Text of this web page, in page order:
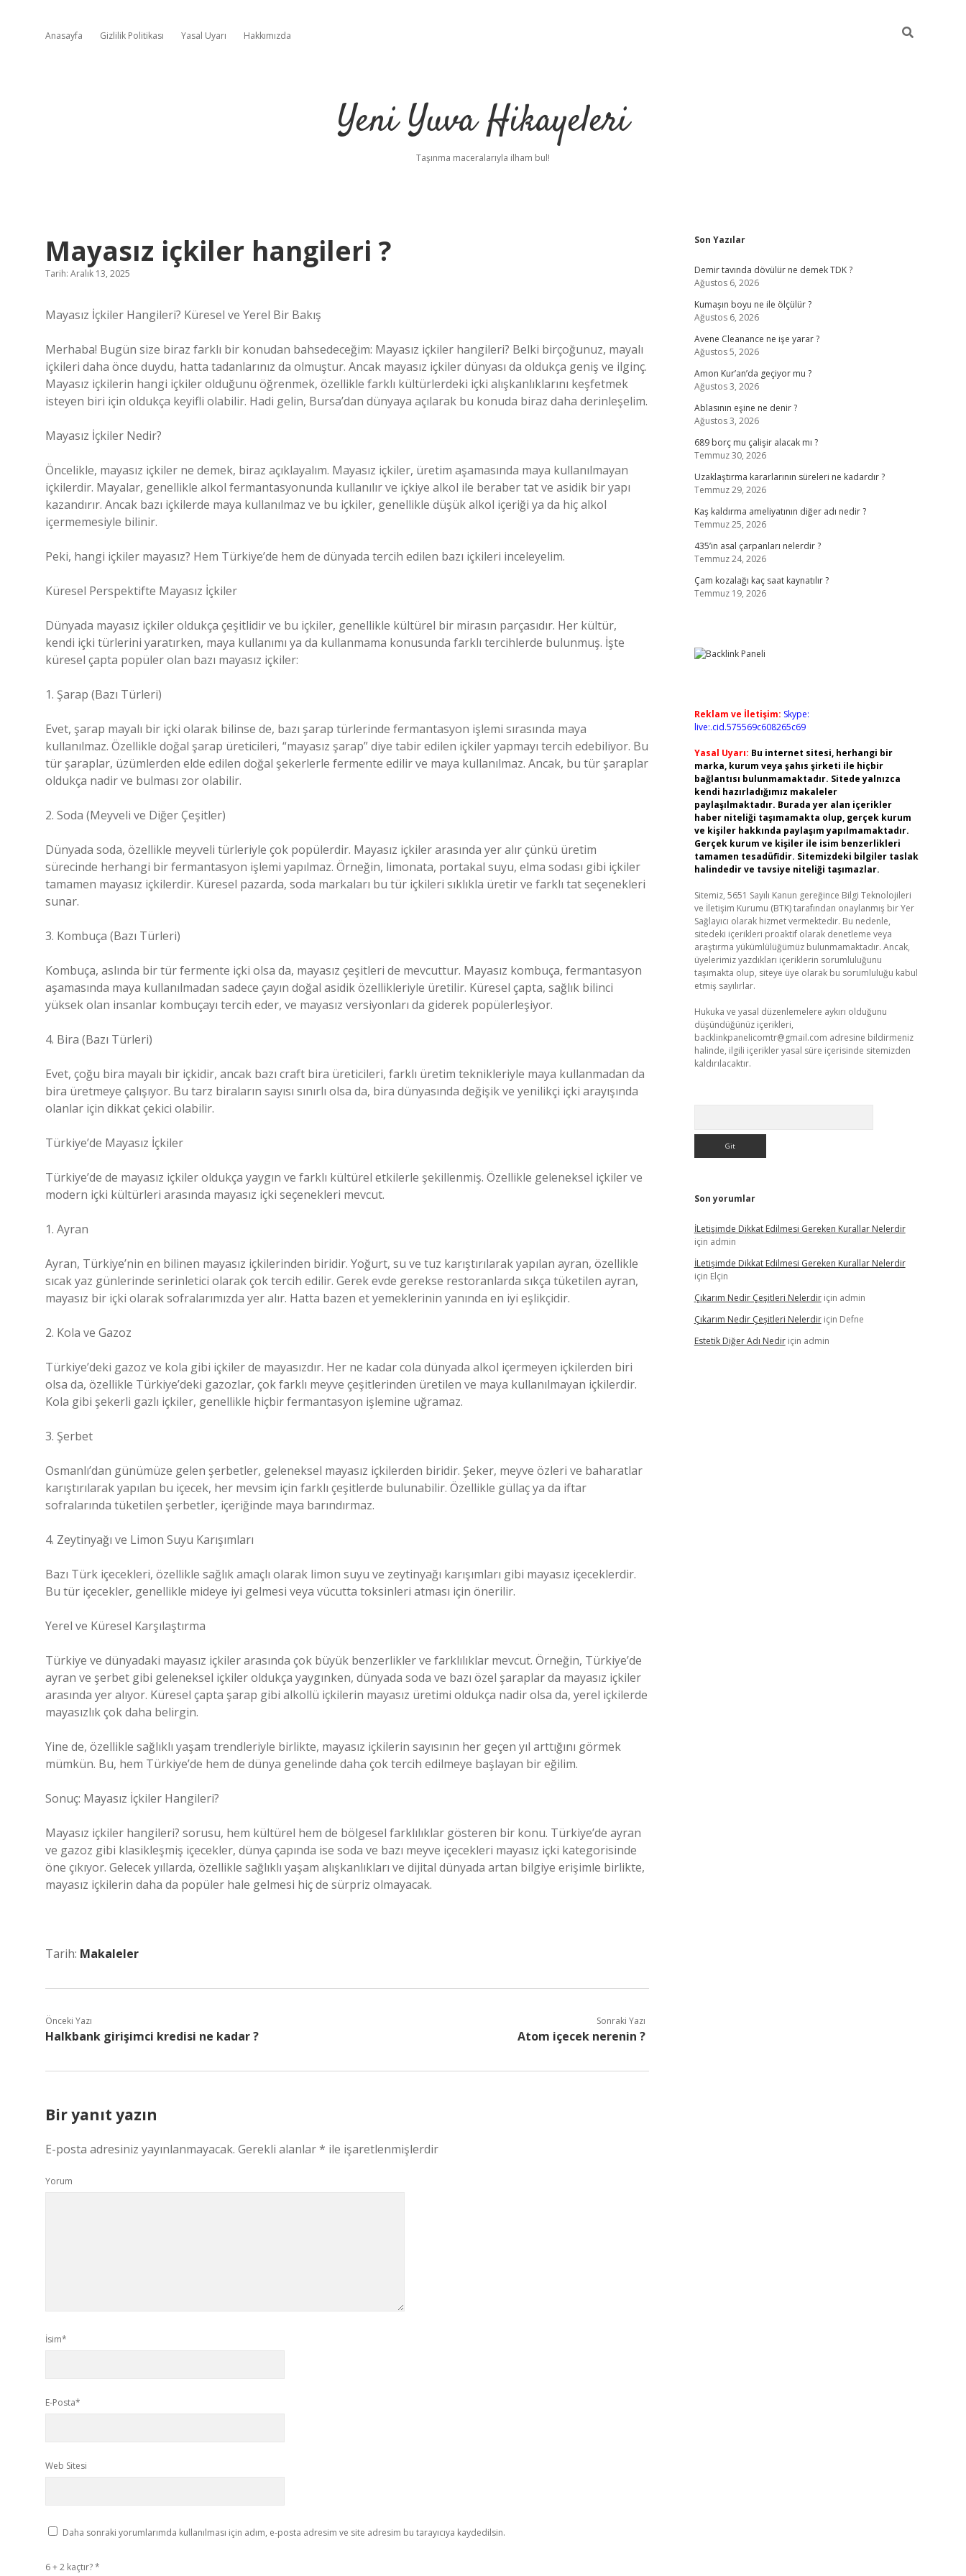
Anasayfa Gizlilik Politikası Yasal Uyarı Hakkımızda
Yeni Yuva Hikayeleri
Taşınma maceralarıyla ilham bul!
Mayasız içkiler hangileri ?
Tarih: Aralık 13, 2025
Mayasız İçkiler Hangileri? Küresel ve Yerel Bir Bakış
Merhaba! Bugün size biraz farklı bir konudan bahsedeceğim: Mayasız içkiler hangileri? Belki birçoğunuz, mayalı
içkileri daha önce duydu, hatta tadanlarınız da olmuştur. Ancak mayasız içkiler dünyası da oldukça geniş ve ilginç.
Mayasız içkilerin hangi içkiler olduğunu öğrenmek, özellikle farklı kültürlerdeki içki alışkanlıklarını keşfetmek
isteyen biri için oldukça keyifli olabilir. Hadi gelin, Bursa’dan dünyaya açılarak bu konuda biraz daha derinleşelim.
Mayasız İçkiler Nedir?
Öncelikle, mayasız içkiler ne demek, biraz açıklayalım. Mayasız içkiler, üretim aşamasında maya kullanılmayan
içkilerdir. Mayalar, genellikle alkol fermantasyonunda kullanılır ve içkiye alkol ile beraber tat ve asidik bir yapı
kazandırır. Ancak bazı içkilerde maya kullanılmaz ve bu içkiler, genellikle düşük alkol içeriği ya da hiç alkol
içermemesiyle bilinir.
Peki, hangi içkiler mayasız? Hem Türkiye’de hem de dünyada tercih edilen bazı içkileri inceleyelim.
Küresel Perspektifte Mayasız İçkiler
Dünyada mayasız içkiler oldukça çeşitlidir ve bu içkiler, genellikle kültürel bir mirasın parçasıdır. Her kültür,
kendi içki türlerini yaratırken, maya kullanımı ya da kullanmama konusunda farklı tercihlerde bulunmuş. İşte
küresel çapta popüler olan bazı mayasız içkiler:
1. Şarap (Bazı Türleri)
Evet, şarap mayalı bir içki olarak bilinse de, bazı şarap türlerinde fermantasyon işlemi sırasında maya
kullanılmaz. Özellikle doğal şarap üreticileri, “mayasız şarap” diye tabir edilen içkiler yapmayı tercih edebiliyor. Bu
tür şaraplar, üzümlerden elde edilen doğal şekerlerle fermente edilir ve maya kullanılmaz. Ancak, bu tür şaraplar
oldukça nadir ve bulması zor olabilir.
2. Soda (Meyveli ve Diğer Çeşitler)
Dünyada soda, özellikle meyveli türleriyle çok popülerdir. Mayasız içkiler arasında yer alır çünkü üretim
sürecinde herhangi bir fermantasyon işlemi yapılmaz. Örneğin, limonata, portakal suyu, elma sodası gibi içkiler
tamamen mayasız içkilerdir. Küresel pazarda, soda markaları bu tür içkileri sıklıkla üretir ve farklı tat seçenekleri
sunar.
3. Kombuça (Bazı Türleri)
Kombuça, aslında bir tür fermente içki olsa da, mayasız çeşitleri de mevcuttur. Mayasız kombuça, fermantasyon
aşamasında maya kullanılmadan sadece çayın doğal asidik özellikleriyle üretilir. Küresel çapta, sağlık bilinci
yüksek olan insanlar kombuçayı tercih eder, ve mayasız versiyonları da giderek popülerleşiyor.
4. Bira (Bazı Türleri)
Evet, çoğu bira mayalı bir içkidir, ancak bazı craft bira üreticileri, farklı üretim teknikleriyle maya kullanmadan da
bira üretmeye çalışıyor. Bu tarz biraların sayısı sınırlı olsa da, bira dünyasında değişik ve yenilikçi içki arayışında
olanlar için dikkat çekici olabilir.
Türkiye’de Mayasız İçkiler
Türkiye’de de mayasız içkiler oldukça yaygın ve farklı kültürel etkilerle şekillenmiş. Özellikle geleneksel içkiler ve
modern içki kültürleri arasında mayasız içki seçenekleri mevcut.
1. Ayran
Ayran, Türkiye’nin en bilinen mayasız içkilerinden biridir. Yoğurt, su ve tuz karıştırılarak yapılan ayran, özellikle
sıcak yaz günlerinde serinletici olarak çok tercih edilir. Gerek evde gerekse restoranlarda sıkça tüketilen ayran,
mayasız bir içki olarak sofralarımızda yer alır. Hatta bazen et yemeklerinin yanında en iyi eşlikçidir.
2. Kola ve Gazoz
Türkiye’deki gazoz ve kola gibi içkiler de mayasızdır. Her ne kadar cola dünyada alkol içermeyen içkilerden biri
olsa da, özellikle Türkiye’deki gazozlar, çok farklı meyve çeşitlerinden üretilen ve maya kullanılmayan içkilerdir.
Kola gibi şekerli gazlı içkiler, genellikle hiçbir fermantasyon işlemine uğramaz.
3. Şerbet
Osmanlı’dan günümüze gelen şerbetler, geleneksel mayasız içkilerden biridir. Şeker, meyve özleri ve baharatlar
karıştırılarak yapılan bu içecek, her mevsim için farklı çeşitlerde bulunabilir. Özellikle güllaç ya da iftar
sofralarında tüketilen şerbetler, içeriğinde maya barındırmaz.
4. Zeytinyağı ve Limon Suyu Karışımları
Bazı Türk içecekleri, özellikle sağlık amaçlı olarak limon suyu ve zeytinyağı karışımları gibi mayasız içeceklerdir.
Bu tür içecekler, genellikle mideye iyi gelmesi veya vücutta toksinleri atması için önerilir.
Yerel ve Küresel Karşılaştırma
Türkiye ve dünyadaki mayasız içkiler arasında çok büyük benzerlikler ve farklılıklar mevcut. Örneğin, Türkiye’de
ayran ve şerbet gibi geleneksel içkiler oldukça yaygınken, dünyada soda ve bazı özel şaraplar da mayasız içkiler
arasında yer alıyor. Küresel çapta şarap gibi alkollü içkilerin mayasız üretimi oldukça nadir olsa da, yerel içkilerde
mayasızlık çok daha belirgin.
Yine de, özellikle sağlıklı yaşam trendleriyle birlikte, mayasız içkilerin sayısının her geçen yıl arttığını görmek
mümkün. Bu, hem Türkiye’de hem de dünya genelinde daha çok tercih edilmeye başlayan bir eğilim.
Sonuç: Mayasız İçkiler Hangileri?
Mayasız içkiler hangileri? sorusu, hem kültürel hem de bölgesel farklılıklar gösteren bir konu. Türkiye’de ayran
ve gazoz gibi klasikleşmiş içecekler, dünya çapında ise soda ve bazı meyve içecekleri mayasız içki kategorisinde
öne çıkıyor. Gelecek yıllarda, özellikle sağlıklı yaşam alışkanlıkları ve dijital dünyada artan bilgiye erişimle birlikte,
mayasız içkilerin daha da popüler hale gelmesi hiç de sürpriz olmayacak.
Tarih: Makaleler
Önceki Yazı
Halkbank girişimci kredisi ne kadar ?
Sonraki Yazı
Atom içecek nerenin ?
Bir yanıt yazın
E-posta adresiniz yayınlanmayacak. Gerekli alanlar* ile işaretlenmişlerdir
Yorum
İsim*
E-Posta*
Web Sitesi
Daha sonraki yorumlarımda kullanılması için adım, e-posta adresim ve site adresim bu tarayıcıya kaydedilsin.
6 + 2 kaçtır?*
Sidebar
Son Yazılar
Demir tavında dövülür ne demek TDK ?
Ağustos 6, 2026
Kumaşın boyu ne ile ölçülür ?
Ağustos 6, 2026
Avene Cleanance ne işe yarar ?
Ağustos 5, 2026
Amon Kur’an’da geçiyor mu ?
Ağustos 3, 2026
Ablasının eşine ne denir ?
Ağustos 3, 2026
689 borç mu çalişir alacak mı ?
Temmuz 30, 2026
Uzaklaştırma kararlarının süreleri ne kadardır ?
Temmuz 29, 2026
Kaş kaldırma ameliyatının diğer adı nedir ?
Temmuz 25, 2026
435’in asal çarpanları nelerdir ?
Temmuz 24, 2026
Çam kozalağı kaç saat kaynatılır ?
Temmuz 19, 2026
Reklam ve İletişim: Skype:
live:.cid.575569c608265c69
Yasal Uyarı: Bu internet sitesi, herhangi bir
marka, kurum veya şahıs şirketi ile hiçbir
bağlantısı bulunmamaktadır. Sitede yalnızca
kendi hazırladığımız makaleler
paylaşılmaktadır. Burada yer alan içerikler
haber niteliği taşımamakta olup, gerçek kurum
ve kişiler hakkında paylaşım yapılmamaktadır.
Gerçek kurum ve kişiler ile isim benzerlikleri
tamamen tesadüfidir. Sitemizdeki bilgiler taslak
halindedir ve tavsiye niteliği taşımazlar.
Sitemiz, 5651 Sayılı Kanun gereğince Bilgi Teknolojileri
ve İletişim Kurumu (BTK) tarafından onaylanmış bir Yer
Sağlayıcı olarak hizmet vermektedir. Bu nedenle,
sitedeki içerikleri proaktif olarak denetleme veya
araştırma yükümlülüğümüz bulunmamaktadır. Ancak,
üyelerimiz yazdıkları içeriklerin sorumluluğunu
taşımakta olup, siteye üye olarak bu sorumluluğu kabul
etmiş sayılırlar.
Hukuka ve yasal düzenlemelere aykırı olduğunu
düşündüğünüz içerikleri,
backlinkpanelicomtr@gmail.com adresine bildirmeniz
halinde, ilgili içerikler yasal süre içerisinde sitemizden
kaldırılacaktır.
Son yorumlar
İLetişimde Dikkat Edilmesi Gereken Kurallar Nelerdir
için admin
İLetişimde Dikkat Edilmesi Gereken Kurallar Nelerdir
için Elçin
Çıkarım Nedir Çeşitleri Nelerdiriçin admin
Çıkarım Nedir Çeşitleri Nelerdiriçin Defne
Estetik Diğer Adı Nediriçin admin
hiltonbetBetexper giriş adresi